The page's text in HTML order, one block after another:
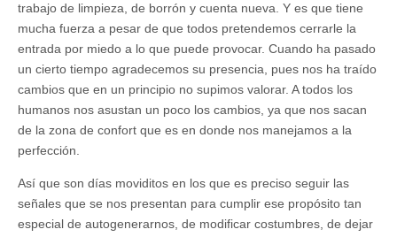
trabajo de limpieza, de borrón y cuenta nueva. Y es que tiene
mucha fuerza a pesar de que todos pretendemos cerrarle la
entrada por miedo a lo que puede provocar. Cuando ha pasado
un cierto tiempo agradecemos su presencia, pues nos ha traído
cambios que en un principio no supimos valorar. A todos los
humanos nos asustan un poco los cambios, ya que nos sacan
de la zona de confort que es en donde nos manejamos a la
perfección.
Así que son días moviditos en los que es preciso seguir las
señales que se nos presentan para cumplir ese propósito tan
especial de autogenerarnos, de modificar costumbres, de dejar